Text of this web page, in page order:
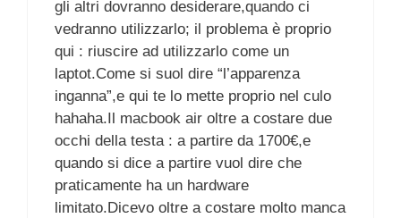
gli altri dovranno desiderare,quando ci
vedranno utilizzarlo; il problema è proprio
qui : riuscire ad utilizzarlo come un
laptot.Come si suol dire “l’apparenza
inganna”,e qui te lo mette proprio nel culo
hahaha.Il macbook air oltre a costare due
occhi della testa : a partire da 1700€,e
quando si dice a partire vuol dire che
praticamente ha un hardware
limitato.Dicevo oltre a costare molto manca